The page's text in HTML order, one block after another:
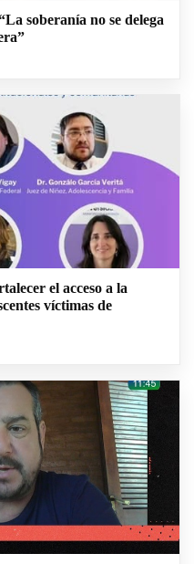
soberanía no se delega
el acceso a la
víctimas de